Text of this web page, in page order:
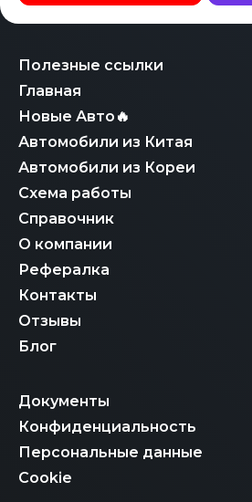
Полезные ссылки
Главная
Новые Авто🔥
Автомобили из Китая
Автомобили из Кореи
Схема работы
Справочник
О компании
Рефералка
Контакты
Отзывы
Блог
Документы
Конфиденциальность
Персональные данные
Cookie